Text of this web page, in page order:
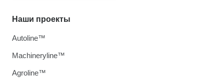
Наши проекты
Autoline™
Machineryline™
Agroline™